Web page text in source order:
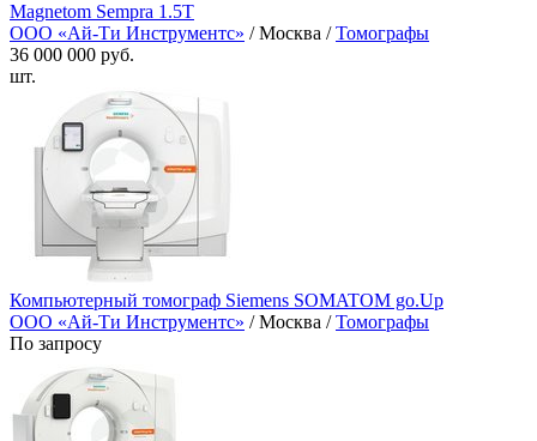
Magnetom Sempra 1.5T
ООО «Ай-Ти Инструментс» / Москва /Томографы
36 000 000 руб.
шт.
Компьютерный томограф Siemens SOMATOM go.Up
ООО «Ай-Ти Инструментс» / Москва /Томографы
По запросу